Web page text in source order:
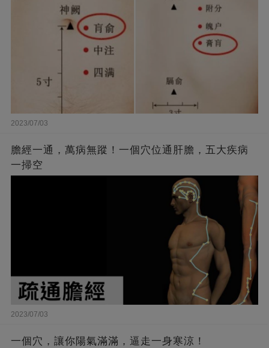
2023/07/03
膽經一通，萬病無蹤！一個穴位通肝膽，五大疾病
一掃空
2023/07/03
一個穴，讓你陽氣滿滿，逼走一身寒涼！